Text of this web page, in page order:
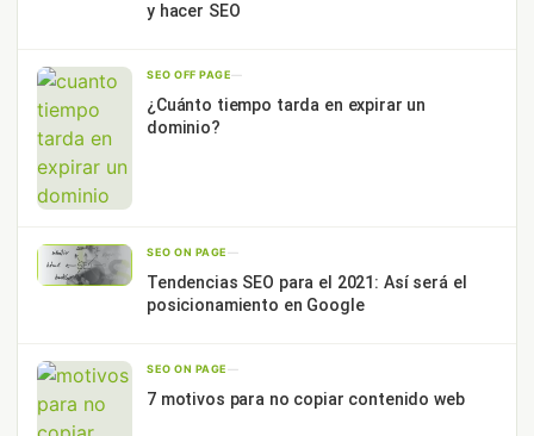
y hacer SEO
SEO OFF PAGE—
¿Cuánto tiempo tarda en expirar un
dominio?
SEO ON PAGE—
Tendencias SEO para el 2021: Así será el
posicionamiento en Google
SEO ON PAGE—
7 motivos para no copiar contenido web